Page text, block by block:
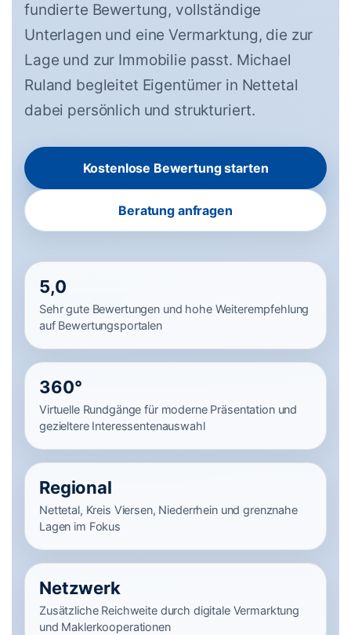
fundierte Bewertung, vollständige
Unterlagen und eine Vermarktung, die zur
Lage und zur Immobilie passt. Michael
Ruland begleitet Eigentümer in Nettetal
dabei persönlich und strukturiert.
Kostenlose Bewertung starten
Beratung anfragen
5,0
Sehr gute Bewertungen und hohe Weiterempfehlung
auf Bewertungsportalen
360°
Virtuelle Rundgänge für moderne Präsentation und
gezieltere Interessentenauswahl
Regional
Nettetal, Kreis Viersen, Niederrhein und grenznahe
Lagen im Fokus
Netzwerk
Zusätzliche Reichweite durch digitale Vermarktung
und Maklerkooperationen